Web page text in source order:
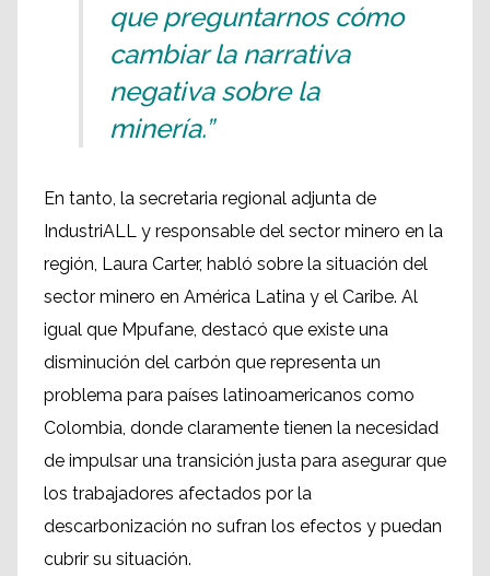
que preguntarnos cómo
cambiar la narrativa
negativa sobre la
minería.”
En tanto, la secretaria regional adjunta de
IndustriALL y responsable del sector minero en la
región, Laura Carter, habló sobre la situación del
sector minero en América Latina y el Caribe. Al
igual que Mpufane, destacó que existe una
disminución del carbón que representa un
problema para países latinoamericanos como
Colombia, donde claramente tienen la necesidad
de impulsar una transición justa para asegurar que
los trabajadores afectados por la
descarbonización no sufran los efectos y puedan
cubrir su situación.